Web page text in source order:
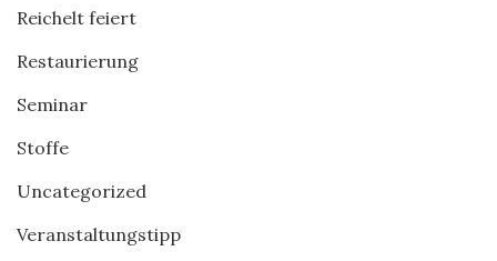
Reichelt feiert
Restaurierung
Seminar
Stoffe
Uncategorized
Veranstaltungstipp